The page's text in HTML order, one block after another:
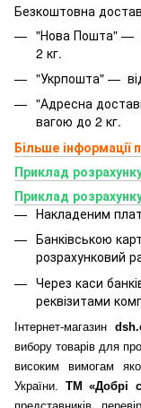
Безкоштовна
"Нова Пошта" —
2 кг.
"Укрпошта" —
"Адресна
вагою до 2 кг.
Більше інформації
Приклад
Приклад
Накладеним
Банківською
розрахунковий
Через каси
реквізитами
Інтернет-магазин
вибору товарів для
високим вимогам
України. ТМ «Добрі